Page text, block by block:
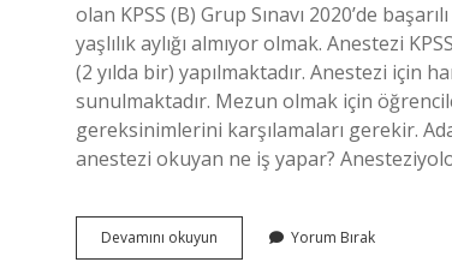
olan KPSS (B) Grup Sınavı 2020’de
yaşlılık aylığı almıyor olmak. Anestezi
(2 yılda bir) yapılmaktadır. Anestezi için
sunulmaktadır. Mezun olmak için
gereksinimlerini karşılamaları gerekir.
anestezi okuyan ne iş yapar?
Devamını okuyun Anestezi
Kpss
Yorum Bırak